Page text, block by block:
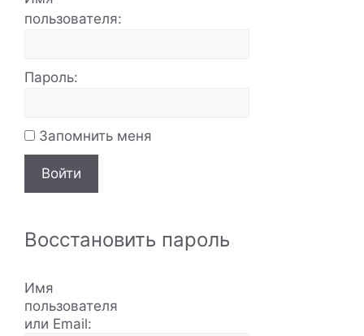
пользователя:
Пароль:
Запомнить меня
Войти
Восстановить пароль
Имя
пользователя
или Email: